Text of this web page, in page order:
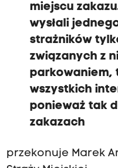
miejscu
wysłali
strażników
związanych z
parkowaniem,
wszystkich
ponieważ tak
zakazach
przekonuje Marek